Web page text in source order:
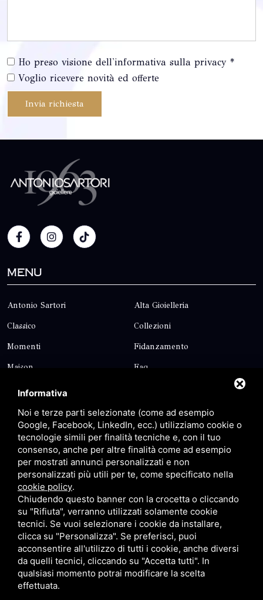
Ho preso visione dell'informativa sulla privacy *
Voglio ricevere novità ed offerte
Invia richiesta
Menu
Antonio Sartori Alta Gioielleria
Classico Collezioni
Momenti Fidanzamento
Maison Faq
Blog
Sitemap Privacy
Contatti
Via Giolitti, 5 - 20025 - Legnano
+39 0331 1542871
+39 334 1291872
info@antoniosartori.com
Whatsapp
Informativa
Noi e terze parti selezionate (come ad esempio
Google, Facebook, LinkedIn, ecc.) utilizziamo cookie o
tecnologie simili per finalità tecniche e, con il tuo
consenso, anche per altre finalità come ad esempio
per mostrati annunci personalizzati e non
personalizzati più utili per te, come specificato nella
cookie policy.
Chiudendo questo banner con la crocetta o cliccando
su "Rifiuta", verranno utilizzati solamente cookie
tecnici. Se vuoi selezionare i cookie da installare,
clicca su "Personalizza". Se preferisci, puoi
acconsentire all'utilizzo di tutti i cookie, anche diversi
da quelli tecnici, cliccando su "Accetta tutti". In
qualsiasi momento potrai modificare la scelta
effettuata.